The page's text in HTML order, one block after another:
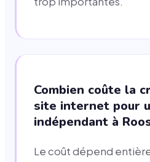
Combien coûte la
site internet pour
indépendant à
Le coût dépend